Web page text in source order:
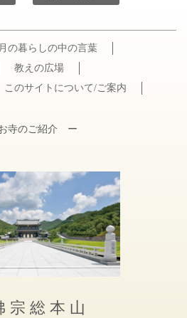
の暮らしの中の言葉
教えの広場
このサイトについて/ご案内
寺のご紹介 ー
宗 総 本 山